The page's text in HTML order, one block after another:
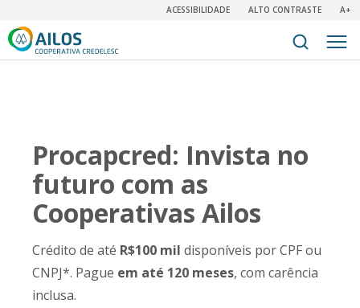
ACESSIBILIDADE ALTO CONTRASTE A+
Procapcred: Invista no
futuro com as
Cooperativas Ailos
Crédito de até R$100 mil disponíveis por CPF ou
CNPJ*. Pague em até 120 meses, com carência
inclusa.